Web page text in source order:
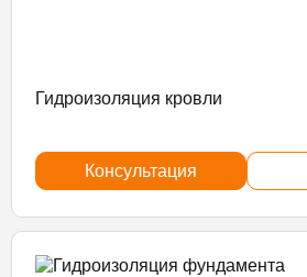
Гидроизоляция кровли
Консультация